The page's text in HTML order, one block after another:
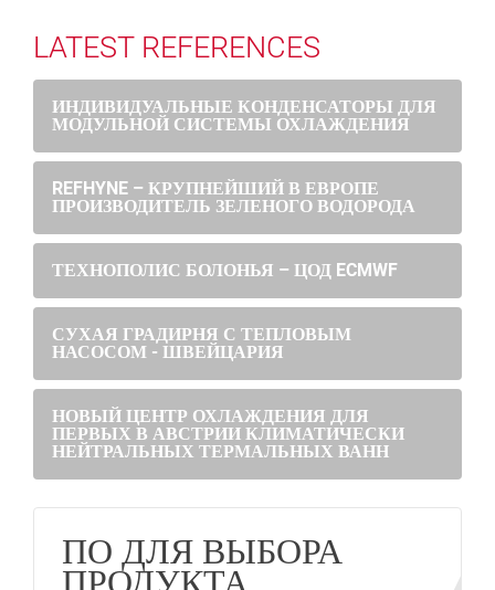
LATEST REFERENCES
ИНДИВИДУАЛЬНЫЕ КОНДЕНСАТОРЫ ДЛЯ
МОДУЛЬНОЙ СИСТЕМЫ ОХЛАЖДЕНИЯ
REFHYNE – КРУПНЕЙШИЙ В ЕВРОПЕ
ПРОИЗВОДИТЕЛЬ ЗЕЛЕНОГО ВОДОРОДА
ТЕХНОПОЛИС БОЛОНЬЯ – ЦОД ECMWF
СУХАЯ ГРАДИРНЯ С ТЕПЛОВЫМ
НАСОСОМ - ШВЕЙЦАРИЯ
НОВЫЙ ЦЕНТР ОХЛАЖДЕНИЯ ДЛЯ
ПЕРВЫХ В АВСТРИИ КЛИМАТИЧЕСКИ
НЕЙТРАЛЬНЫХ ТЕРМАЛЬНЫХ ВАНН
ПО ДЛЯ ВЫБОРА